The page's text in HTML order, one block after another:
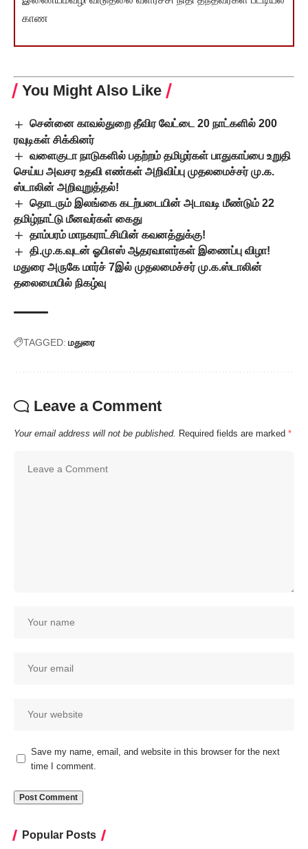
காண
You Might Also Like
சென்னை காவல்துறை தீவிர வேட்டை 20 நாட்களில் 200
ரவுடிகள் சிக்கினர்
வளைகுடா நாடுகளில் பதற்றம் தமிழர்கள் பாதுகாப்பை உறுதி
செய்ய அவசர உதவி எண்கள் அறிவிப்பு முதலமைச்சர் மு.க.
ஸ்டாலின் அறிவுறுத்தல்!
தொடரும் இலங்கை கடற்படையின் அடாவடி மீண்டும் 22
தமிழ்நாட்டு மீனவர்கள் கைது
தாம்பரம் மாநகராட்சியின் கவனத்துக்கு!
தி.மு.க.வுடன் ஓபிஎஸ் ஆதரவாளர்கள் இணைப்பு விழா!
மதுரை அருகே மார்ச் 7இல் முதலமைச்சர் மு.க.ஸ்டாலின்
தலைமையில் நிகழ்வு
TAGGED: மதுரை
Leave a Comment
Your email address will not be published. Required fields are marked *
Save my name, email, and website in this browser for the next
time I comment.
Popular Posts